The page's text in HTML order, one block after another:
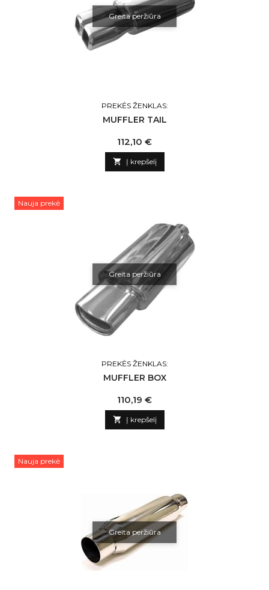
Greita peržiūra
PREKĖS ŽENKLAS:
MUFFLER TAIL
Kaina
112,10 €
 Į krepšelį
Nauja prekė
Greita peržiūra
PREKĖS ŽENKLAS:
MUFFLER BOX
Kaina
110,19 €
 Į krepšelį
Nauja prekė
Greita peržiūra